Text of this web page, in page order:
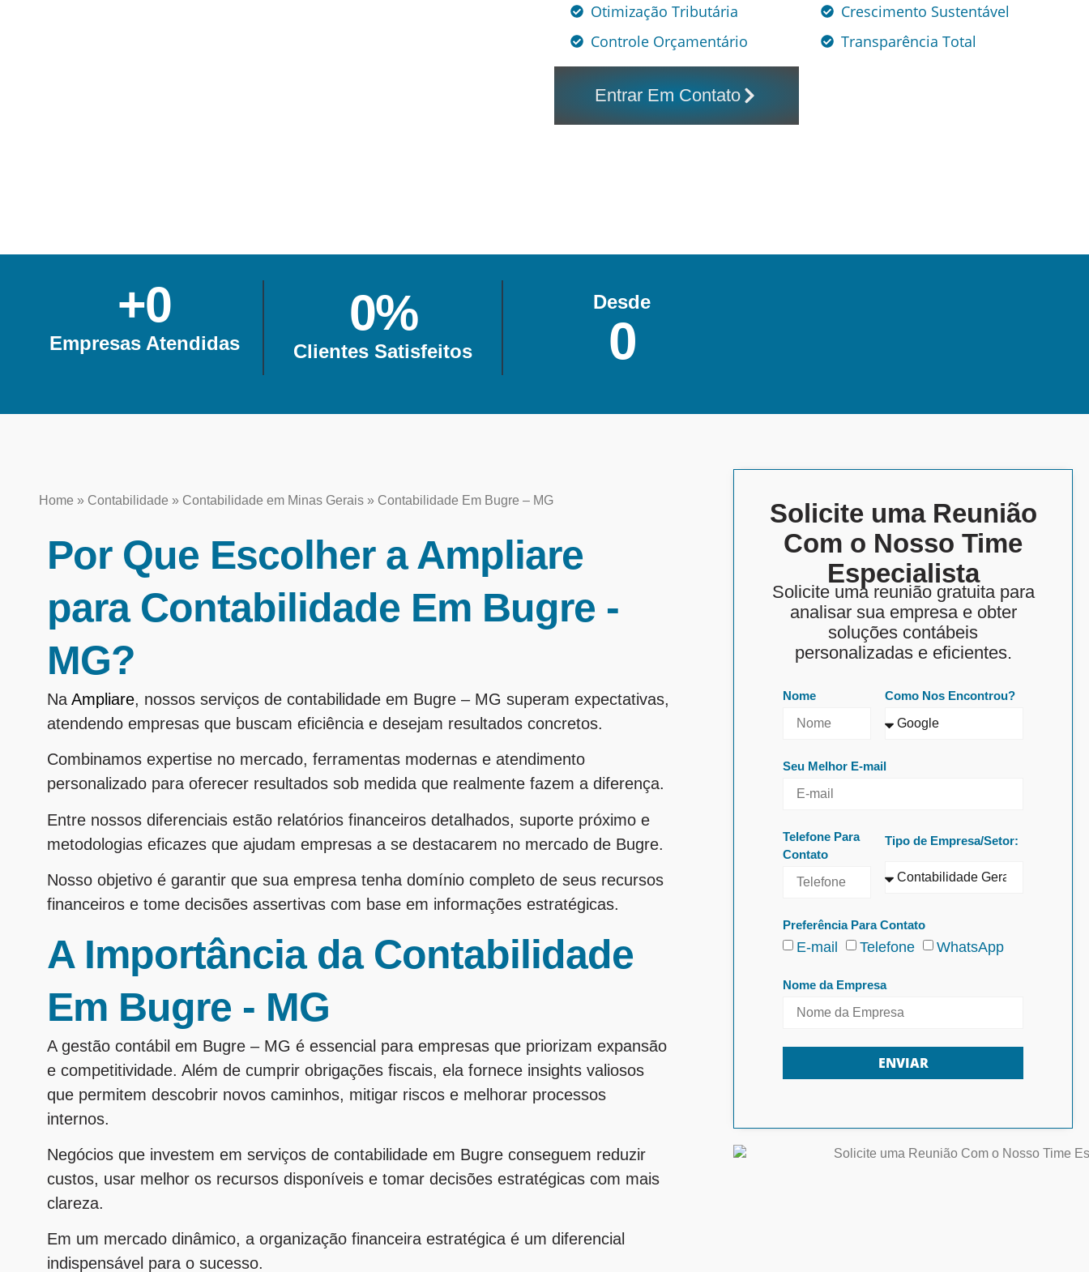
Otimização Tributária
Controle Orçamentário
Crescimento Sustentável
Transparência Total
Entrar Em Contato
+0
Empresas Atendidas
0%
Clientes Satisfeitos
Desde
0
Home » Contabilidade » Contabilidade em Minas Gerais » Contabilidade Em Bugre – MG
Por Que Escolher a Ampliare
para Contabilidade Em Bugre -
MG?
Na Ampliare, nossos serviços de contabilidade em Bugre – MG superam expectativas,
atendendo empresas que buscam eficiência e desejam resultados concretos.
Combinamos expertise no mercado, ferramentas modernas e atendimento
personalizado para oferecer resultados sob medida que realmente fazem a diferença.
Entre nossos diferenciais estão relatórios financeiros detalhados, suporte próximo e
metodologias eficazes que ajudam empresas a se destacarem no mercado de Bugre.
Nosso objetivo é garantir que sua empresa tenha domínio completo de seus recursos
financeiros e tome decisões assertivas com base em informações estratégicas.
A Importância da Contabilidade
Em Bugre - MG
A gestão contábil em Bugre – MG é essencial para empresas que priorizam expansão
e competitividade. Além de cumprir obrigações fiscais, ela fornece insights valiosos
que permitem descobrir novos caminhos, mitigar riscos e melhorar processos
internos.
Negócios que investem em serviços de contabilidade em Bugre conseguem reduzir
custos, usar melhor os recursos disponíveis e tomar decisões estratégicas com mais
clareza.
Em um mercado dinâmico, a organização financeira estratégica é um diferencial
indispensável para o sucesso.
Solicite uma Reunião
Com o Nosso Time
Especialista
Solicite uma reunião gratuita para
analisar sua empresa e obter
soluções contábeis
personalizadas e eficientes.
Nome Como Nos Encontrou?
Seu Melhor E-mail
Telefone Para
Contato
Tipo de Empresa/Setor:
Preferência Para Contato
E-mail Telefone WhatsApp
Nome da Empresa
ENVIAR